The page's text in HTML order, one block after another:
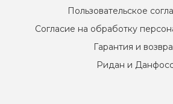
Пользовательское
Согласие на обработку
Гарантия и
Ридан и